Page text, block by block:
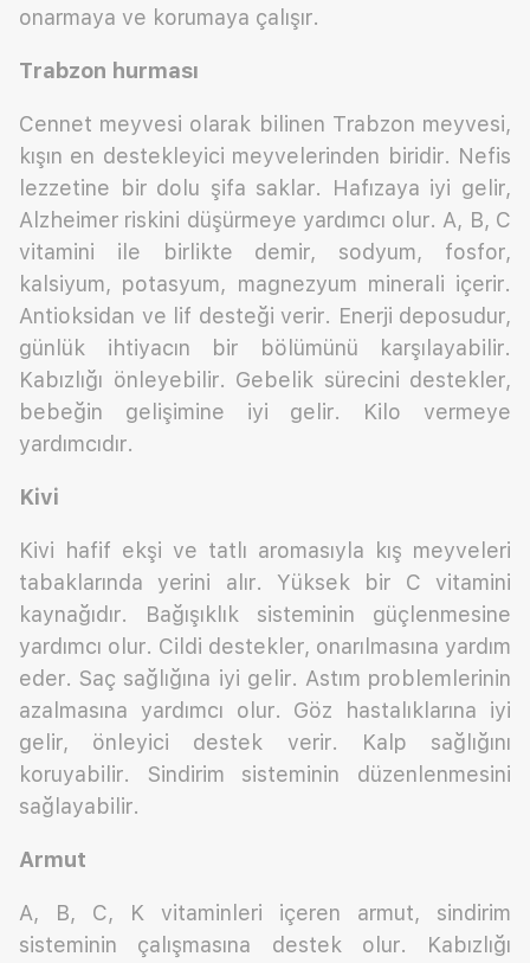
onarmaya ve korumaya çalışır.
Trabzon hurması
Cennet meyvesi olarak bilinen Trabzon meyvesi,
kışın en destekleyici meyvelerinden biridir. Nefis
lezzetine bir dolu şifa saklar. Hafızaya iyi gelir,
Alzheimer riskini düşürmeye yardımcı olur. A, B, C
vitamini ile birlikte demir, sodyum, fosfor,
kalsiyum, potasyum, magnezyum minerali içerir.
Antioksidan ve lif desteği verir. Enerji deposudur,
günlük ihtiyacın bir bölümünü karşılayabilir.
Kabızlığı önleyebilir. Gebelik sürecini destekler,
bebeğin gelişimine iyi gelir. Kilo vermeye
yardımcıdır.
Kivi
Kivi hafif ekşi ve tatlı aromasıyla kış meyveleri
tabaklarında yerini alır. Yüksek bir C vitamini
kaynağıdır. Bağışıklık sisteminin güçlenmesine
yardımcı olur. Cildi destekler, onarılmasına yardım
eder. Saç sağlığına iyi gelir. Astım problemlerinin
azalmasına yardımcı olur. Göz hastalıklarına iyi
gelir, önleyici destek verir. Kalp sağlığını
koruyabilir. Sindirim sisteminin düzenlenmesini
sağlayabilir.
Armut
A, B, C, K vitaminleri içeren armut, sindirim
sisteminin çalışmasına destek olur. Kabızlığı